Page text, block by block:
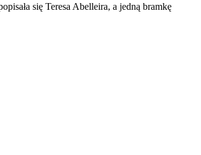
się Teresa Abelleira, a jedną bramkę